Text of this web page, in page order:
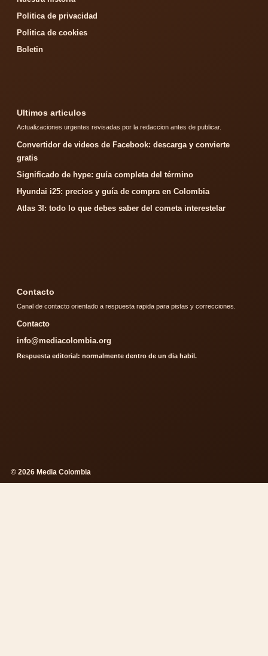
Politica de privacidad
Politica de cookies
Boletin
Ultimos articulos
Actualizaciones urgentes revisadas por la redaccion antes de publicar.
Convertidor de videos de Facebook: descarga y convierte
gratis
Significado de hype: guía completa del término
Hyundai i25: precios y guía de compra en Colombia
Atlas 3I: todo lo que debes saber del cometa interestelar
Contacto
Canal de contacto orientado a respuesta rapida para pistas y correcciones.
Contacto
info@mediacolombia.org
Respuesta editorial: normalmente dentro de un dia habil.
© 2026 Media Colombia